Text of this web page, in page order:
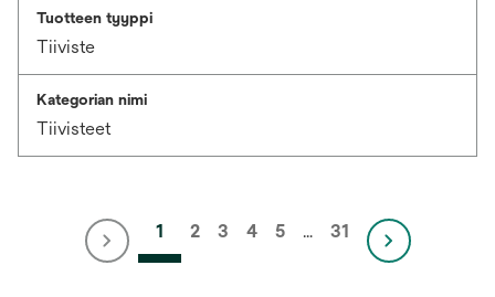
Tuotteen tyyppi
Tiiviste
Kategorian nimi
Tiivisteet
1 2 3 4 5 … 31